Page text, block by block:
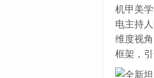
机甲美
电主持
维度视
框架，